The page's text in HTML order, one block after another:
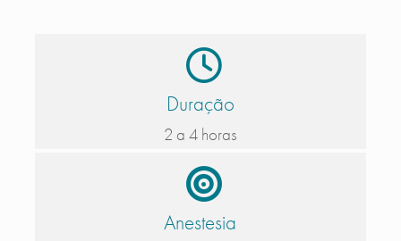
Duração
2 a 4 horas
Anestesia